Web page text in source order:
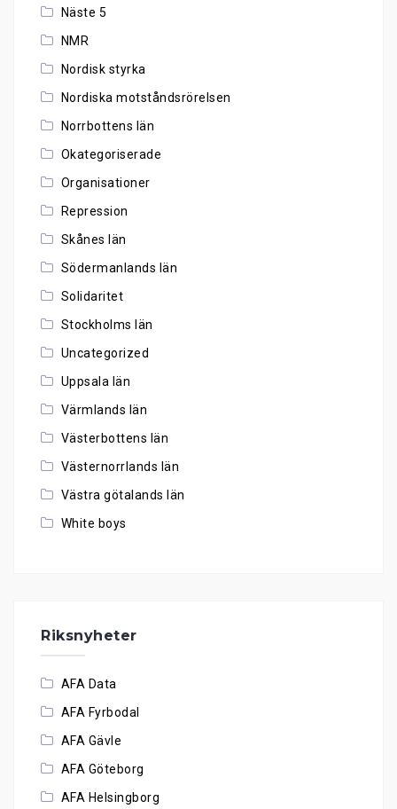
Näste 5
NMR
Nordisk styrka
Nordiska motståndsrörelsen
Norrbottens län
Okategoriserade
Organisationer
Repression
Skånes län
Södermanlands län
Solidaritet
Stockholms län
Uncategorized
Uppsala län
Värmlands län
Västerbottens län
Västernorrlands län
Västra götalands län
White boys
Riksnyheter
AFA Data
AFA Fyrbodal
AFA Gävle
AFA Göteborg
AFA Helsingborg